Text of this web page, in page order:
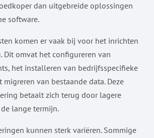
dan uitgebreide oplossingen
software.
komen er vaak bij voor het inrichten
Dit omvat het configureren van
het installeren van bedrijfsspecifieke
van bestaande data. Deze
betaalt zich terug door lagere
lange termijn.
kunnen sterk variëren. Sommige